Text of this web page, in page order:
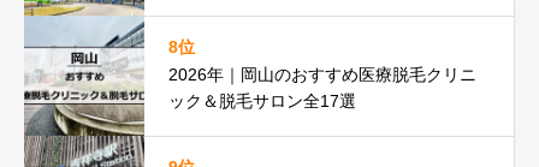
8位
2026年｜岡山のおすすめ医療脱毛クリニ
ック＆脱毛サロン全17選